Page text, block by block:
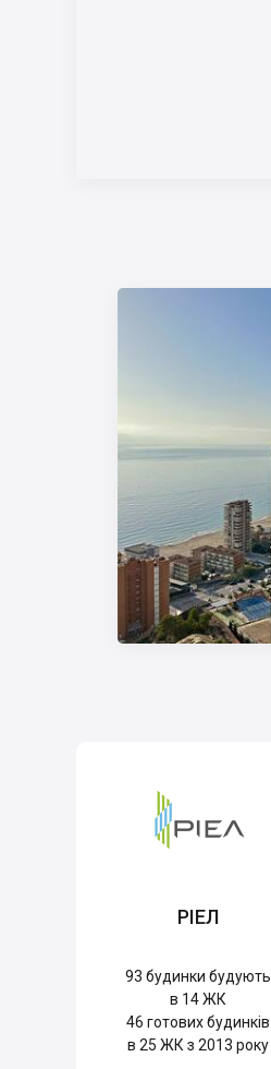
РІЕЛ
93 будинки будують
в 14 ЖК
46 готових будинків
в 25 ЖК з 2013 року